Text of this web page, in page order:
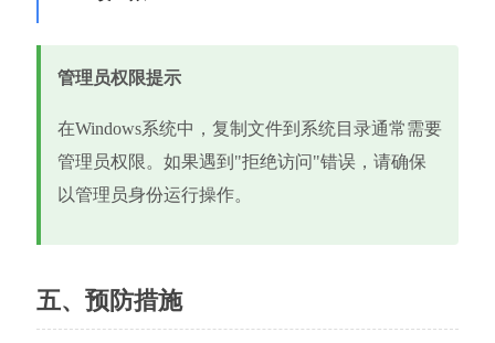
管理员权限提示
在Windows系统中，复制文件到系统目录通常需要
管理员权限。如果遇到"拒绝访问"错误，请确保
以管理员身份运行操作。
五、预防措施